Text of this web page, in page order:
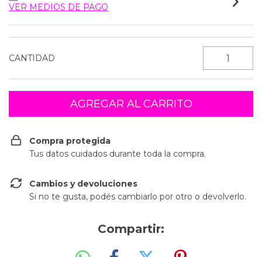
VER MEDIOS DE PAGO
CANTIDAD
Compra protegida
Tus datos cuidados durante toda la compra.
Cambios y devoluciones
Si no te gusta, podés cambiarlo por otro o devolverlo.
Compartir: